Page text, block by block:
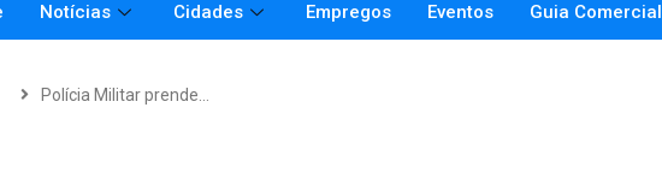
Notícias Cidades Empregos Eventos Guia Comercial
Polícia Militar prende…